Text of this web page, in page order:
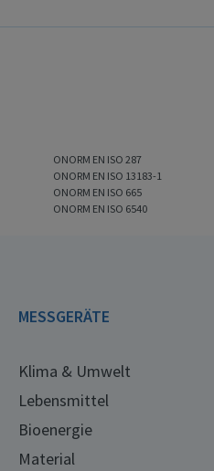
ONORM EN ISO 287
ONORM EN ISO 13183-1
ONORM EN ISO 665
ONORM EN ISO 6540
MESSGERÄTE
Klima & Umwelt
Lebensmittel
Bioenergie
Material